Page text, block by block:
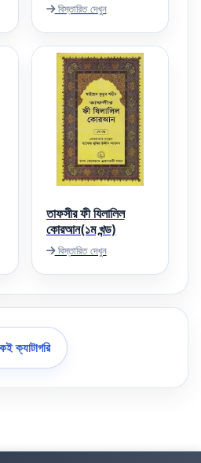
বিস্তারিত দেখুন
তাফসীর ফী যিলালিল
কোরআন(১ম খন্ড)
বিস্তারিত দেখুন
ক্যাটাগরি